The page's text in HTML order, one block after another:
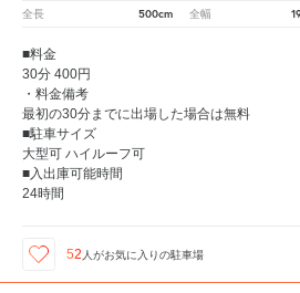
全長 500cm 全幅
■料金
30分 400円
・料金備考
最初の30分までに出場した場合は無料
■駐車サイズ
大型可 ハイルーフ可
■入出庫可能時間
24時間
52 人がお気に入りの駐車場